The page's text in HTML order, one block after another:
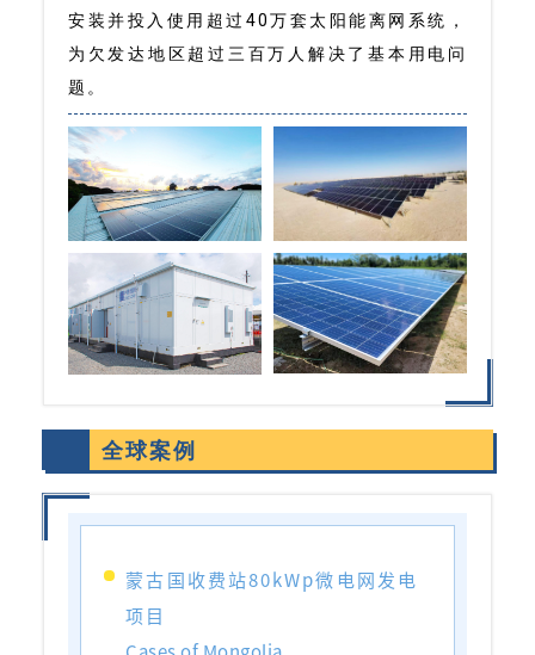
安装并投入使用超过40万套太阳能离网系统，
为欠发达地区超过三百万人解决了基本用电问
题。
全球案例
蒙古国收费站80kWp微电网发电
项目